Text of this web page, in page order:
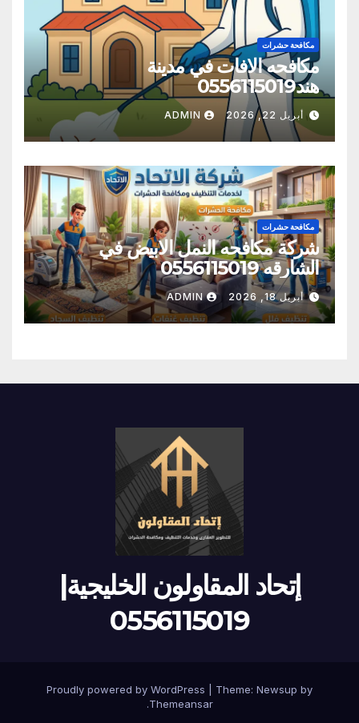
مكافحة حشرات
مكافحه الافات في مدينة
هند0556115019
أبريل 22, 2026 ADMIN
مكافحة حشرات
شركة مكافحه النمل الابيض في
الشارقه 0556115019
أبريل 18, 2026 ADMIN
إتحاد المقاولون الخليجية|
0556115019
Proudly powered by WordPress Theme: Newsup by
Themeansar
.